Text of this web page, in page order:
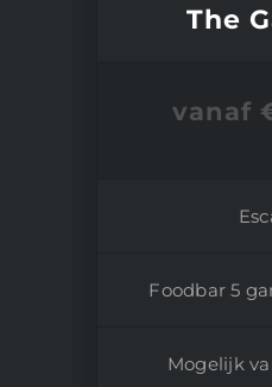
The
vanaf
Foodbar 5
Mogelijk